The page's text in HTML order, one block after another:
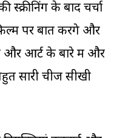
स्क्रीनिंग के बाद चर्चा
पर बात करेंगे और
और आर्ट के बारे में और
सारी चीजें सीखी